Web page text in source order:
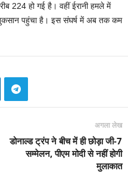
224 हो गई है। वहीं ईरानी हमले में
पहुंचा है। इस संघर्ष में अब तक कम
अगला लेख
डोनाल्ड ट्रंप ने बीच में ही छोड़ा जी-7
सम्मेलन, पीएम मोदी से नहीं होगी
मुलाकात